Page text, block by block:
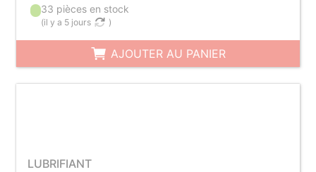
33 pièces en stock
(il y a 5 jours )
AJOUTER AU PANIER
LUBRIFIANT